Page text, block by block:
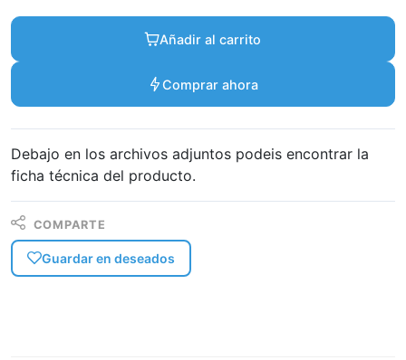
Añadir al carrito
Comprar ahora
Debajo en los archivos adjuntos podeis encontrar la
ficha técnica del producto.
COMPARTE
Guardar en deseados